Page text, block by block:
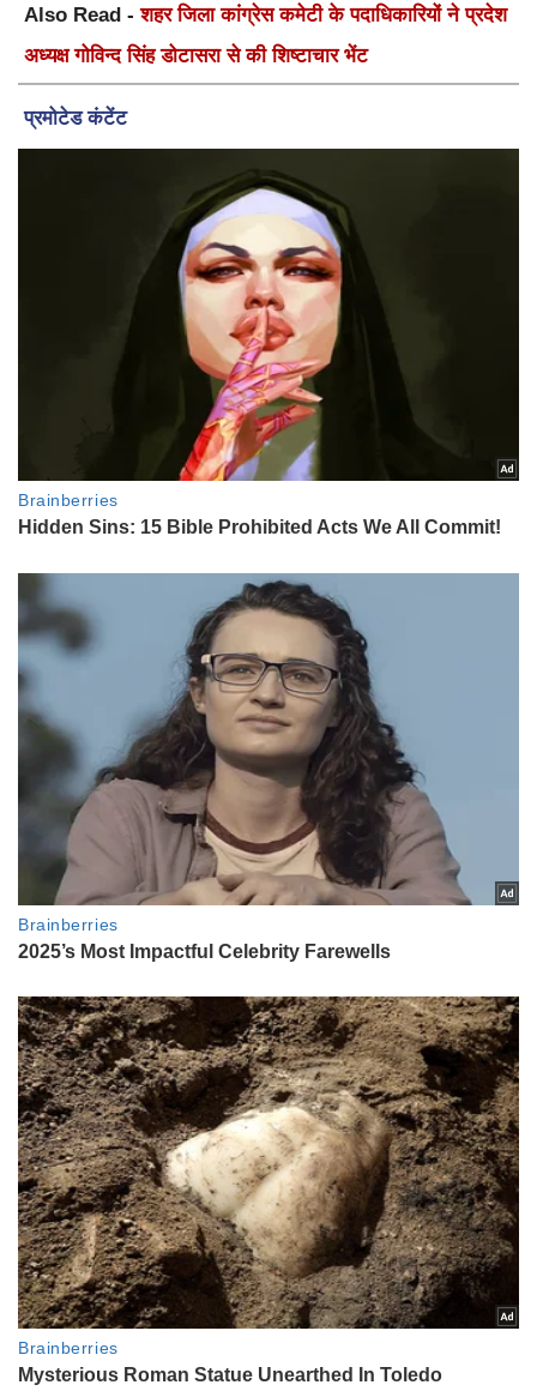
Also Read -शहर जिला कांग्रेस कमेटी के पदाधिकारियों ने प्रदेश
अध्यक्ष गोविन्द सिंह डोटासरा से की शिष्टाचार भेंट